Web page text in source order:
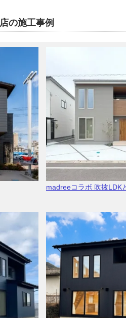
の施工事例
madreeコラボ 吹抜LDK